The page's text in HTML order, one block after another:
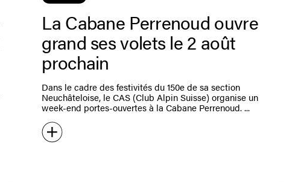
La Cabane Perrenoud ouvre
grand ses volets le 2 août
prochain
Dans le cadre des festivités du 150e de sa section
Neuchâteloise, le CAS (Club Alpin Suisse) organise un
week-end portes-ouvertes à la Cabane Perrenoud.